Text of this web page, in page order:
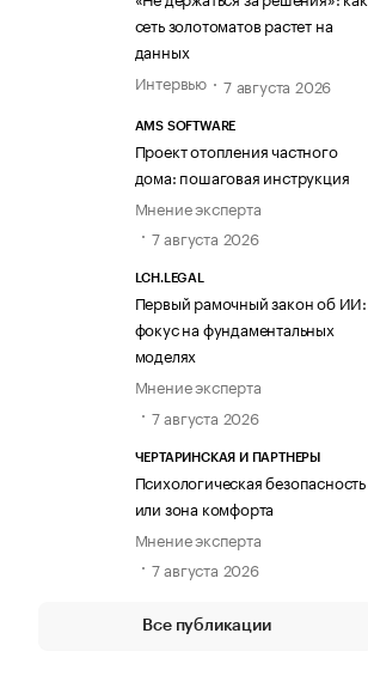
сеть золотоматов растет на
данных
Интервью
7 августа 2026
AMS SOFTWARE
Проект отопления частного
дома: пошаговая инструкция
Мнение эксперта
7 августа 2026
LCH.LEGAL
Первый рамочный закон об ИИ:
фокус на фундаментальных
моделях
Мнение эксперта
7 августа 2026
ЧЕРТАРИНСКАЯ И ПАРТНЕРЫ
Психологическая безопасность
или зона комфорта
Мнение эксперта
7 августа 2026
Все публикации